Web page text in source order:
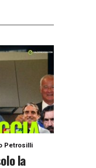
Petrosilli
la